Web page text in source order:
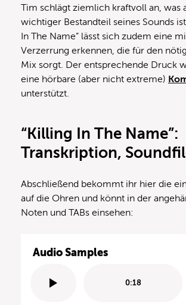
Tim schlägt ziemlich kraftvoll an, was
wichtiger Bestandteil seines Sounds
In The Name” lässt sich zudem eine
Verzerrung erkennen, die für den
Mix sorgt. Der entsprechende Druck
eine hörbare (aber nicht extreme)
unterstützt.
“Killing In The Name”:
Transkription,
Abschließend bekommt ihr hier die
auf die Ohren und könnt in der
Noten und TABs einsehen:
Audio Samples
0:18